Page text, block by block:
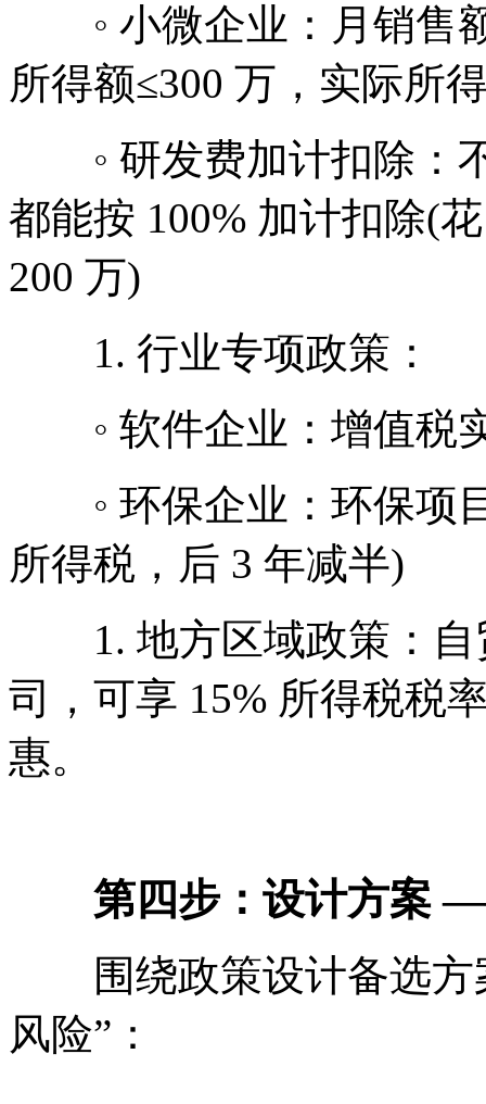
◦ 小微企业：月销售
所得额≤300 万，实际所
◦ 研发费加计扣除：
都能按 100% 加计扣除(
200 万)
1. 行业专项政策：
◦ 软件企业：增值税
◦ 环保企业：环保项目
所得税，后 3 年减半)
1. 地方区域政策：自
司，可享 15% 所得税税
惠。
第四步：设计方案
围绕政策设计备选方
风险”：